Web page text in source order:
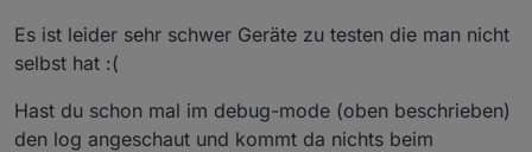
Es ist leider sehr schwer Geräte zu testen die man nicht
selbst hat :(
Hast du schon mal im debug-mode (oben beschrieben)
den log angeschaut und kommt da nichts beim